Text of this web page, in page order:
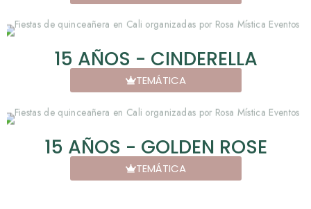
15 AÑOS - CINDERELLA
TEMÁTICA
15 AÑOS - GOLDEN ROSE
TEMÁTICA